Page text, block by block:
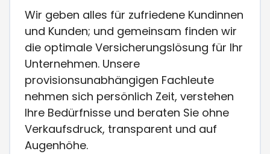
Wir geben alles für zufriedene Kundinnen
und Kunden; und gemeinsam finden wir
die optimale Versicherungslösung für Ihr
Unternehmen. Unsere
provisionsunabhängigen Fachleute
nehmen sich persönlich Zeit, verstehen
Ihre Bedürfnisse und beraten Sie ohne
Verkaufsdruck, transparent und auf
Augenhöhe.